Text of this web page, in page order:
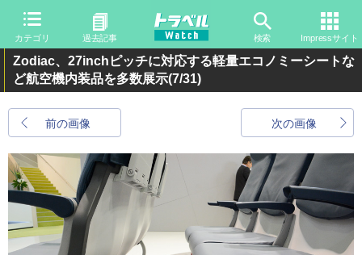
カテゴリ 過去記事 検索 Impressサイト
Zodiac、27inchピッチに対応する軽量エコノミーシートな
ど航空機内装品を多数展示(7/31)
前の画像 次の画像